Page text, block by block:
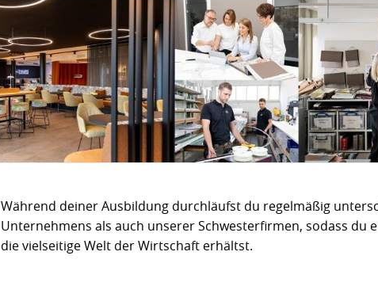
Während deiner Ausbildung durchläufst du regelmäßig
Unternehmens als auch unserer Schwesterfirmen, sodass du
die vielseitige Welt der Wirtschaft erhältst.